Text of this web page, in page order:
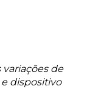
de
dispositivo